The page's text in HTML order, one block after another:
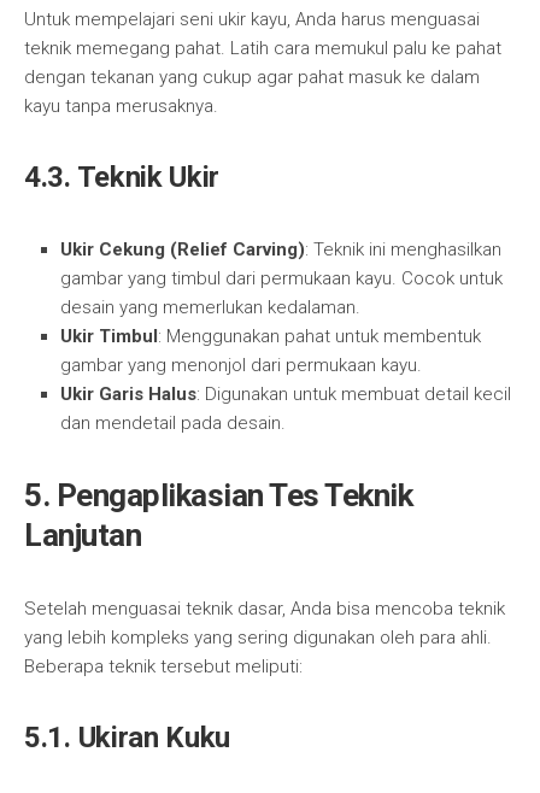
Untuk mempelajari seni ukir kayu, Anda harus menguasai
teknik memegang pahat. Latih cara memukul palu ke pahat
dengan tekanan yang cukup agar pahat masuk ke dalam
kayu tanpa merusaknya.
4.3. Teknik Ukir
Ukir Cekung (Relief Carving): Teknik ini menghasilkan
gambar yang timbul dari permukaan kayu. Cocok untuk
desain yang memerlukan kedalaman.
Ukir Timbul: Menggunakan pahat untuk membentuk
gambar yang menonjol dari permukaan kayu.
Ukir Garis Halus: Digunakan untuk membuat detail kecil
dan mendetail pada desain.
5. Pengaplikasian Tes Teknik
Lanjutan
Setelah menguasai teknik dasar, Anda bisa mencoba teknik
yang lebih kompleks yang sering digunakan oleh para ahli.
Beberapa teknik tersebut meliputi:
5.1. Ukiran Kuku